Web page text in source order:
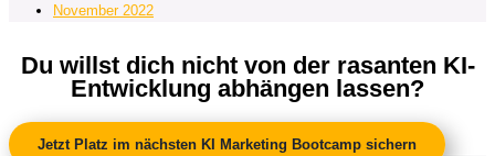
November 2022
Du willst dich nicht von der rasanten KI-
Entwicklung abhängen lassen?
Jetzt Platz im nächsten KI Marketing Bootcamp sichern